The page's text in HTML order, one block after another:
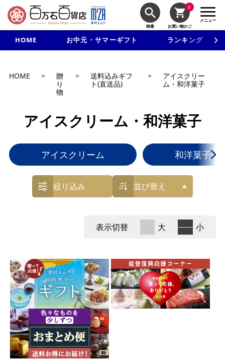
検索
0
お買い物かご
メニュー
HOME お中元・サマーギフト ランキング
新規入会で3千円以上で使える500円クーポンを進呈！
HOME >
贈
り
物
>
送料込みギフ
ト(直送品)
>
アイスクリー
ム・和洋菓子
アイスクリーム・和洋菓子
アイスクリーム 和洋菓子
絞り込み 並び替え
表示切替 大 小